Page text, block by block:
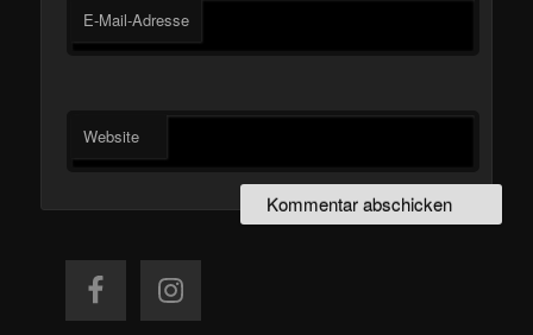
E-Mail-Adresse
Website